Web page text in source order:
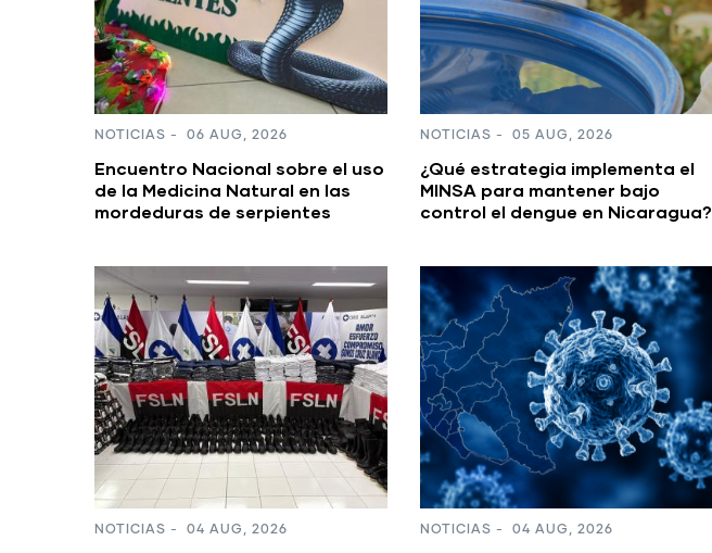
NOTICIAS - 06 AUG, 2026
Encuentro Nacional sobre el uso
de la Medicina Natural en las
mordeduras de serpientes
NOTICIAS - 05 AUG, 2026
¿Qué estrategia implementa el
MINSA para mantener bajo
control el dengue en Nicaragua?
NOTICIAS - 04 AUG, 2026 NOTICIAS - 04 AUG, 2026